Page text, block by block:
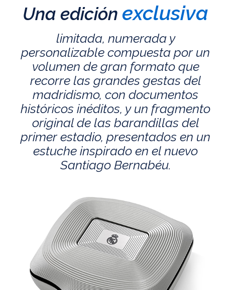
Una edición exclusiva
limitada, numerada y
personalizable compuesta por un
volumen de gran formato que
recorre las grandes gestas del
madridismo, con documentos
históricos inéditos, y un fragmento
original de las barandillas del
primer estadio, presentados en un
estuche inspirado en el nuevo
Santiago Bernabéu.